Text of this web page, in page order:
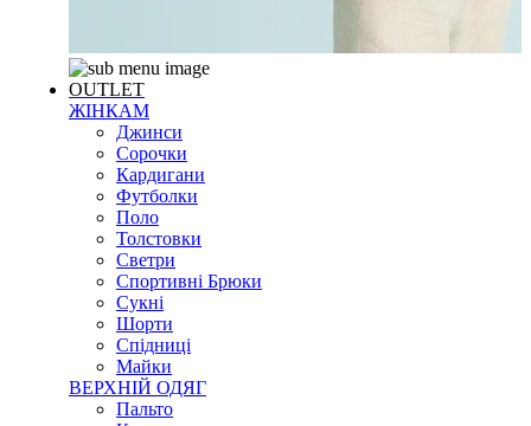
OUTLET
ЖІНКАМ
Джинси
Сорочки
Кардигани
Футболки
Поло
Толстовки
Светри
Спортивні Брюки
Сукні
Шорти
Спідниці
Майки
ВЕРХНІЙ ОДЯГ
Пальто